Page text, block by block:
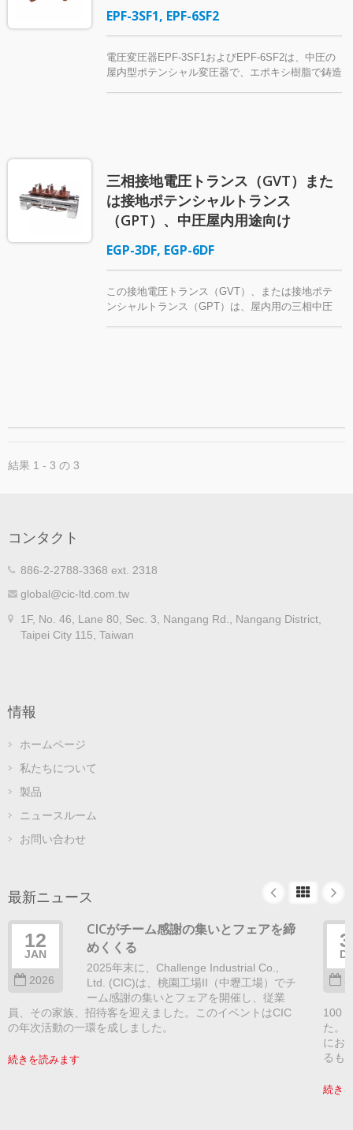
EPF-3SF1, EPF-6SF2
電圧変圧器EPF-3SF1およびEPF-6SF2は、中圧の
屋内型ポテンシャル変圧器で、エポキシ樹脂で鋳造
は、過負荷および短絡電流から保護するために、一
次側に2つの電源ヒューズを装備しています。 *
補助電源: このアプリケーションでは、電圧変圧器
は「制御電源変圧器」（CPT）、「制御変圧器」
械変圧器」とも呼ばれることがあります。
三相接地電圧トランス（GVT）また
は接地ポテンシャルトランス
（GPT）、中圧屋内用途向け
EGP-3DF, EGP-6DF
この接地電圧トランス（GVT）、または接地ポテ
ンシャルトランス（GPT）は、屋内用の三相中圧
結果 1 - 3 の 3
コンタクト
886-2-2788-3368 ext. 2318
global@cic-ltd.com.tw
1F, No. 46, Lane 80, Sec. 3, Nangang Rd., Nangang District,
Taipei City 115, Taiwan
情報
ホームページ
私たちについて
製品
ニュースルーム
お問い合わせ
最新ニュース
12
JAN
2026
CICがチーム感謝の集いとフェアを締
めくくる
2025年末に、Challenge Industrial Co.,
Ltd. (CIC)は、桃園工場II（中壢工場）でチ
ーム感謝の集いとフェアを開催し、従業
員、その家族、招待客を迎えました。このイベントはCIC
の年次活動の一環を成しました。
続きを読みます
100
た。
にお
るも
続き